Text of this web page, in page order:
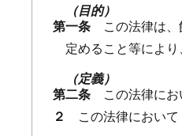
（目的）
第一条 この法律は
定めること等によ
（定義）
第二条 この法律にお
２ この法律におい